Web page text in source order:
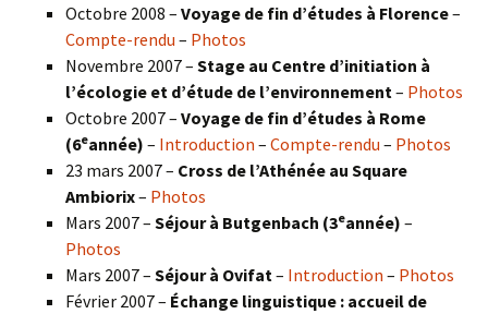
Octobre 2008 – Voyage de fin d’études à Florence–
Compte-rendu – Photos
Novembre 2007 – Stage au Centre d’initiation à
l’écologie et d’étude de l’environnement – Photos
Octobre 2007 – Voyage de fin d’études à Rome
(6eannée) – Introduction – Compte-rendu – Photos
23 mars 2007 – Cross de l’Athénée au Square
Ambiorix– Photos
Mars 2007 – Séjour à Butgenbach (3eannée) –
Photos
Mars 2007 – Séjour à Ovifat – Introduction – Photos
Février 2007 – Échange linguistique : accueil de